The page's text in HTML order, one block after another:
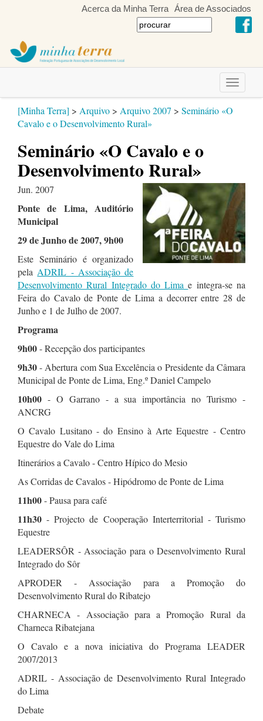
Acerca da Minha Terra Área de Associados
Toggle
[Minha Terra] > Arquivo > Arquivo 2007 > Seminário «O
Cavalo e o Desenvolvimento Rural»
Seminário «O Cavalo e o
Desenvolvimento Rural»
Jun. 2007
Ponte de Lima, Auditório
Municipal
29 de Junho de 2007, 9h00
Este Seminário é organizado
pela ADRIL - Associação de
Desenvolvimento Rural Integrado do Limae integra-se na
Feira do Cavalo de Ponte de Lima a decorrer entre 28 de
Junho e 1 de Julho de 2007.
Programa
9h00- Recepção dos participantes
9h30- Abertura com Sua Excelência o Presidente da Câmara
Municipal de Ponte de Lima, Eng.º Daniel Campelo
10h00 - O Garrano - a sua importância no Turismo -
ANCRG
O Cavalo Lusitano - do Ensino à Arte Equestre - Centro
Equestre do Vale do Lima
Itinerários a Cavalo - Centro Hípico do Mesio
As Corridas de Cavalos - Hipódromo de Ponte de Lima
11h00- Pausa para café
11h30- Projecto de Cooperação Interterritorial - Turismo
Equestre
LEADERSÔR - Associação para o Desenvolvimento Rural
Integrado do Sôr
APRODER - Associação para a Promoção do
Desenvolvimento Rural do Ribatejo
CHARNECA - Associação para a Promoção Rural da
Charneca Ribatejana
O Cavalo e a nova iniciativa do Programa LEADER
2007/2013
ADRIL - Associação de Desenvolvimento Rural Integrado
do Lima
Debate